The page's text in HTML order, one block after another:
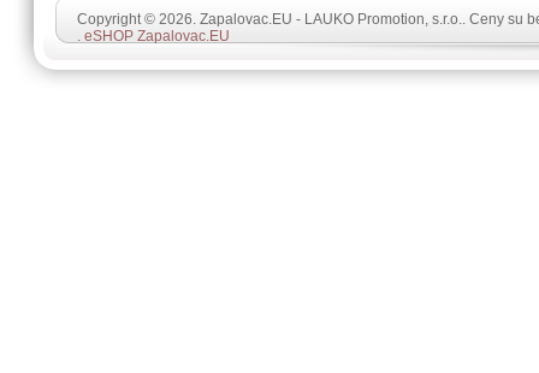
Copyright © 2026. Zapalovac.EU - LAUKO Promotion, s.r.o.. Ceny su
. eSHOP Zapalovac.EU